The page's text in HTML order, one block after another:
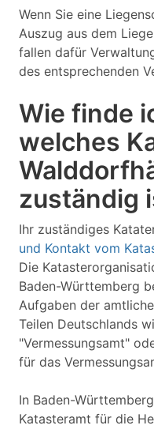
Wenn Sie eine
Auszug aus dem
fallen dafür
des entsprechenden
Wie finde
welches
zuständig
Ihr zuständiges
und Kontakt vom
Die
Baden-Württemberg
Aufgaben der
Teilen Deutschlands
"Vermessungsamt"
für das
In Baden-
Katasteramt für die